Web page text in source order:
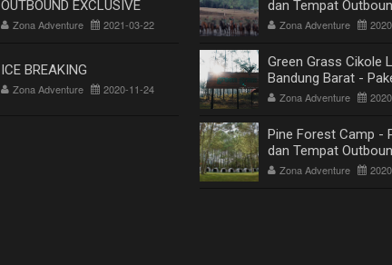
OUTBOUND EXCLUSIVE
Zona Adventure 2021-03-22
ICE BREAKING
Zona Adventure 2020-11-24
dan Tempat
Outing, Gathering di
Zona Adventure
Green Grass Cikole
Bandung Barat -
Tempat Outbound,
Bandung
Zona Adventure
Pine Forest Camp -
dan Tempat
Outing, Gathering di
Zona Adventure